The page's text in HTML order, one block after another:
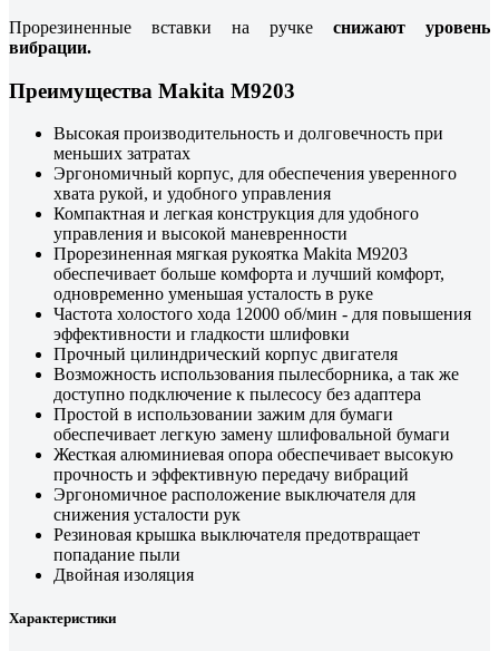
Прорезиненные вставки на ручке снижают уровень
вибрации.
Преимущества Makita M9203
Высокая производительность и долговечность при
меньших затратах
Эргономичный корпус, для обеспечения уверенного
хвата рукой, и удобного управления
Компактная и легкая конструкция для удобного
управления и высокой маневренности
Прорезиненная мягкая рукоятка Makita M9203
обеспечивает больше комфорта и лучший комфорт,
одновременно уменьшая усталость в руке
Частота холостого хода 12000 об/мин - для повышения
эффективности и гладкости шлифовки
Прочный цилиндрический корпус двигателя
Возможность использования пылесборника, а так же
доступно подключение к пылесосу без адаптера
Простой в использовании зажим для бумаги
обеспечивает легкую замену шлифовальной бумаги
Жесткая алюминиевая опора обеспечивает высокую
прочность и эффективную передачу вибраций
Эргономичное расположение выключателя для
снижения усталости рук
Резиновая крышка выключателя предотвращает
попадание пыли
Двойная изоляция
Характеристики